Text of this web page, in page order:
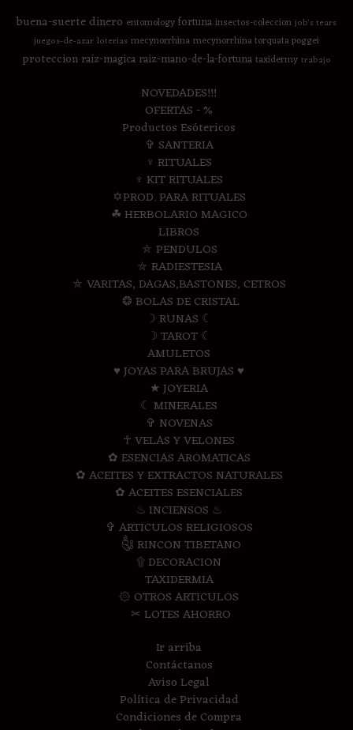
buena-suertedinero entomologyfortunainsectos-coleccion job's tears
juegos-de-azar loterias mecynorrhinamecynorrhina torquata poggei
proteccion raiz-magica raiz-mano-de-la-fortunataxidermy trabajo
NOVEDADES!!!
OFERTAS - %
Productos Esótericos
✞ SANTERIA
♆ RITUALES
♆ KIT RITUALES
✡PROD. PARA RITUALES
☘ HERBOLARIO MAGICO
LIBROS
⛤ PENDULOS
⛤ RADIESTESIA
⛤ VARITAS, DAGAS,BASTONES, CETROS
❂ BOLAS DE CRISTAL
☽ RUNAS ☾
☽ TAROT ☾
AMULETOS
♥ JOYAS PARA BRUJAS ♥
★ JOYERIA
☾ MINERALES
✞ NOVENAS
☥ VELAS Y VELONES
✿ ESENCIAS AROMATICAS
✿ ACEITES Y EXTRACTOS NATURALES
✿ ACEITES ESENCIALES
♨ INCIENSOS ♨
✞ ARTICULOS RELIGIOSOS
༃ RINCON TIBETANO
۩ DECORACION
TAXIDERMIA
۞ OTROS ARTICULOS
✂ LOTES AHORRO
Ir arriba
Contáctanos
Aviso Legal
Política de Privacidad
Condiciones de Compra